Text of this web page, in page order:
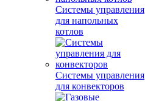
Системы управления
для напольных
котлов
Системы управления
для конвекторов